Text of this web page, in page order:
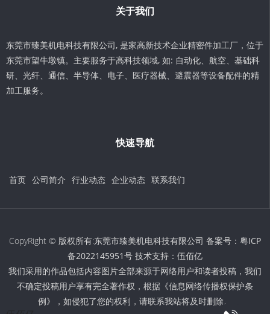
关于我们
东莞市臻美机电科技有限公司, 是家高新技术企业精密件加工厂，位于
东莞市望牛墩镇。主要服务于高科技领域, 如: 自动化、航空、基础科
研、光纤、通信、半导体、电子、医疗器械、避震器等设备配件的精
加工服务。
快速导航
首页 公司简介 行业动态 企业动态 联系我们
CopyRight © 版权所有:东莞市臻美机电科技有限公司 备案号： 粤ICP
备2022145951号 技术支持： 伍佰亿
我们采用的作品包括内容图片全部来源于网络用户和读者投稿，我们
不确定投稿用户享有完全著作权，根据《信息网络传播权保护条
例》，如侵犯了您的权利，请联系我站将及时删除。